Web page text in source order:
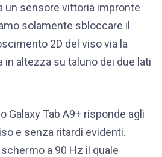
un sensore vittoria impronte
solamente sbloccare il
2D del viso via la
in altezza su taluno dei due lati
Galaxy Tab A9+ risponde agli
e senza ritardi evidenti.
a 90 Hz il quale